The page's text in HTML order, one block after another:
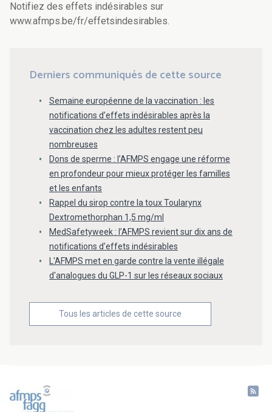
Notifiez des effets indésirables sur
www.afmps.be/fr/effetsindesirables.
Derniers communiqués de cette source
Semaine européenne de la vaccination : les
notifications d’effets indésirables après la
vaccination chez les adultes restent peu
nombreuses
Dons de sperme : l’AFMPS engage une réforme
en profondeur pour mieux protéger les familles
et les enfants
Rappel du sirop contre la toux Toularynx
Dextromethorphan 1,5 mg/ml
MedSafetyweek : l’AFMPS revient sur dix ans de
notifications d’effets indésirables
L'AFMPS met en garde contre la vente illégale
d'analogues du GLP-1 sur les réseaux sociaux
Tous les articles de cette source